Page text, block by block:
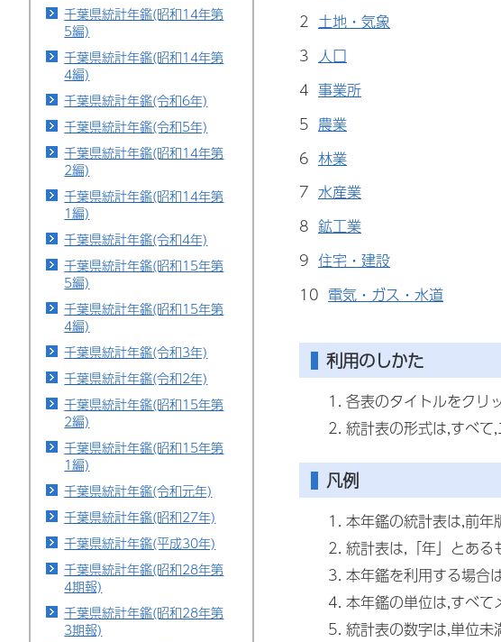
千葉県統計年鑑(昭和14年第
5編)
千葉県統計年鑑(昭和14年第
4編)
千葉県統計年鑑(令和6年)
千葉県統計年鑑(令和5年)
千葉県統計年鑑(昭和14年第
2編)
千葉県統計年鑑(昭和14年第
1編)
千葉県統計年鑑(令和4年)
千葉県統計年鑑(昭和15年第
5編)
千葉県統計年鑑(昭和15年第
4編)
千葉県統計年鑑(令和3年)
千葉県統計年鑑(令和2年)
千葉県統計年鑑(昭和15年第
2編)
千葉県統計年鑑(昭和15年第
1編)
千葉県統計年鑑(令和元年)
千葉県統計年鑑(昭和27年)
千葉県統計年鑑(平成30年)
千葉県統計年鑑(昭和28年第
4期報)
千葉県統計年鑑(昭和28年第
3期報)
2 土地・気象
3 人口
4 事業所
5 農業
6 林業
7 水産業
8 鉱工業
9 住宅・建設
10 電気・ガス・水道
利用のしかた
各表のタイトルをクリ
統計表の形式は,すべて
凡例
本年鑑の統計表は,前年
統計表は,「年」とあ
本年鑑を利用する場合
本年鑑の単位は,すべて
統計表の数字は,単位未